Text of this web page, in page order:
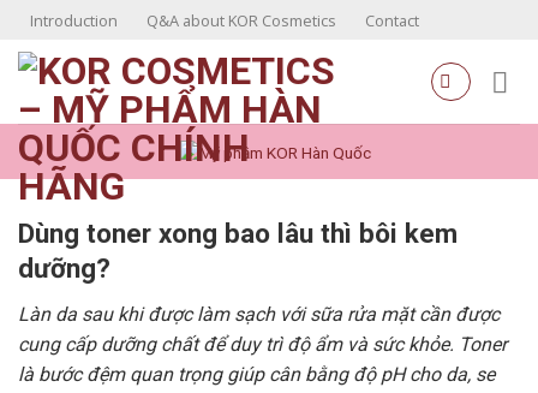
Skip
content
Introduction Q&A about KOR Cosmetics Contact
Dùng toner xong bao lâu thì bôi kem
dưỡng?
Làn da sau khi được làm sạch với sữa rửa mặt cần được
cung cấp dưỡng chất để duy trì độ ẩm và sức khỏe. Toner
là bước đệm quan trọng giúp cân bằng độ pH cho da, se